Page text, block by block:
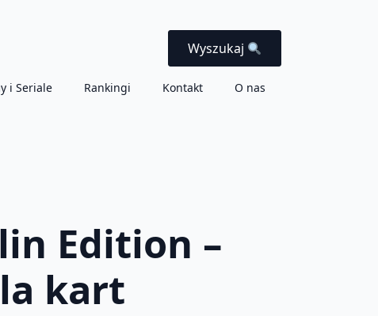
Wyszukaj
i Seriale Rankingi Kontakt O nas
Edition –
kart